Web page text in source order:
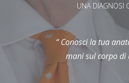
UNA DIAGNOSI
“ Conosci la tua
mani sul corpo di